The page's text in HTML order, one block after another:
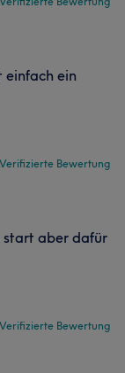
einfach ein
Verifizierte Bewertung
start aber dafür
Verifizierte Bewertung